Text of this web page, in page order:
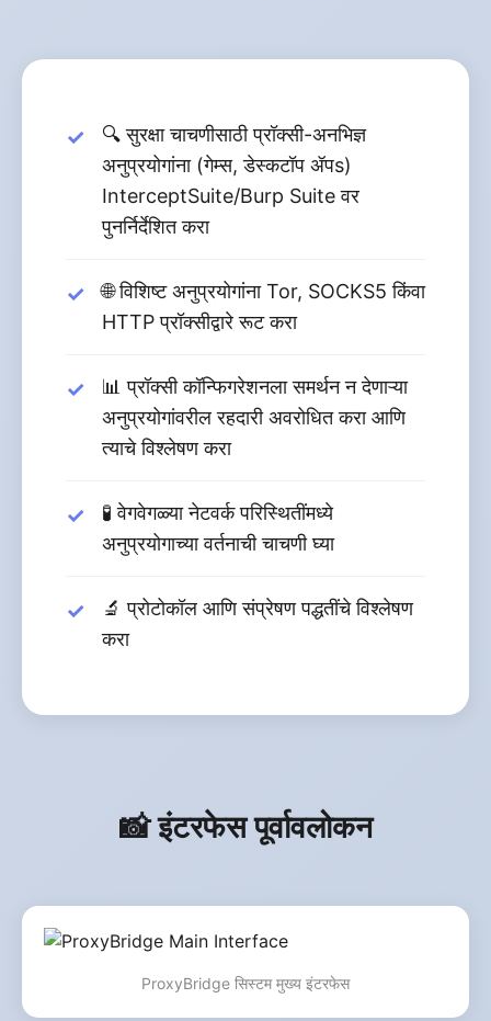
🔍 सुरक्षा चाचणीसाठी प्रॉक्सी-अनभिज्ञ
अनुप्रयोगांना (गेम्स, डेस्कटॉप ॲपs)
InterceptSuite/Burp Suite वर
पुनर्निर्देशित करा
🌐 विशिष्ट अनुप्रयोगांना Tor, SOCKS5 किंवा
HTTP प्रॉक्सीद्वारे रूट करा
📊 प्रॉक्सी कॉन्फिगरेशनला समर्थन न देणाऱ्या
अनुप्रयोगांवरील रहदारी अवरोधित करा आणि
त्याचे विश्लेषण करा
🧪 वेगवेगळ्या नेटवर्क परिस्थितींमध्ये
अनुप्रयोगाच्या वर्तनाची चाचणी घ्या
🔬 प्रोटोकॉल आणि संप्रेषण पद्धतींचे विश्लेषण
करा
📸 इंटरफेस पूर्वावलोकन
ProxyBridge सिस्टम मुख्य इंटरफेस